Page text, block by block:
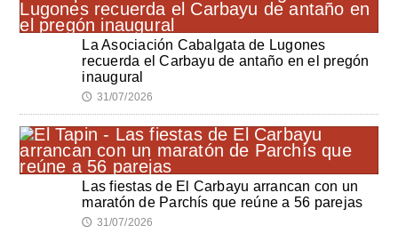
La Asociación Cabalgata de Lugones
recuerda el Carbayu de antaño en el pregón
inaugural
🕔 31/07/2026
Las fiestas de El Carbayu arrancan con un
maratón de Parchís que reúne a 56 parejas
🕔 31/07/2026